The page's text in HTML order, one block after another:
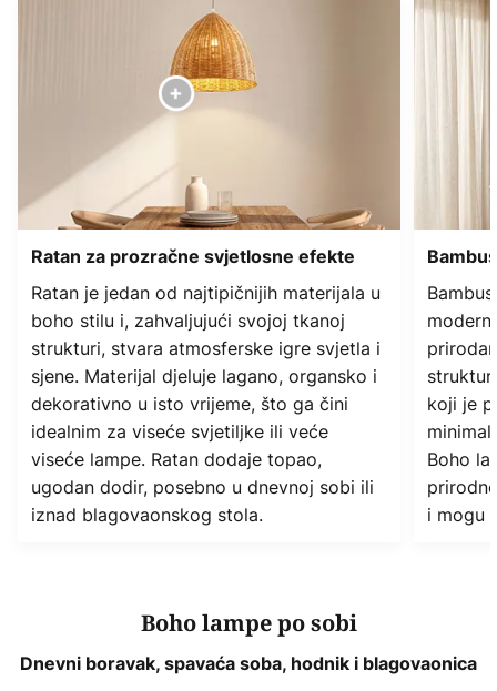
Ratan za prozračne svjetlosne efekte
Ratan je jedan od najtipičnijih materijala u
boho stilu i, zahvaljujući svojoj tkanoj
strukturi, stvara atmosferske igre svjetla i
sjene. Materijal djeluje lagano, organsko i
dekorativno u isto vrijeme, što ga čini
idealnim za viseće svjetiljke ili veće
viseće lampe. Ratan dodaje topao,
ugodan dodir, posebno u dnevnoj sobi ili
iznad blagovaonskog stola.
koji je
Boho
i mogu
Boho lampe po sobi
Dnevni boravak, spavaća soba, hodnik i blagovaonica